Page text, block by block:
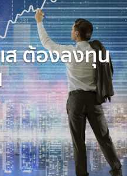
ส ต้องลงทุน